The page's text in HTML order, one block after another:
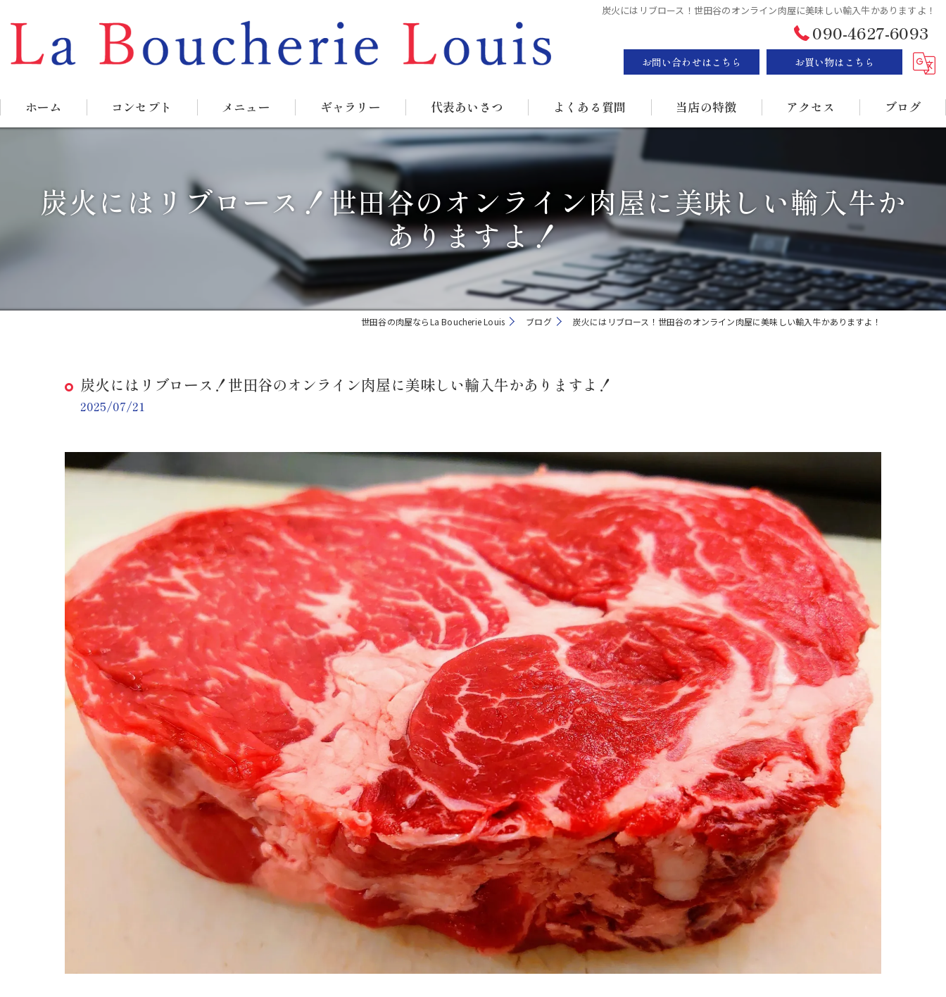
炭火にはリブロース！世田谷のオンライン肉屋に美味しい輸入牛かありますよ！
090-4627-6093
お問い合わせはこちら お買い物はこちら
ホーム コンセプト メニュー ギャラリー 代表あいさつ よくある質問 当店の特徴
ステーキ
BBQ
販売
持ち帰り
アクセス ブログ
炭火にはリブロース！世田谷のオンライン肉屋に美味しい輸入牛か
ありますよ！
世田谷の肉屋ならLa Boucherie Louis ブログ 炭火にはリブロース！世田谷のオンライン肉屋に美味しい輸入牛かありますよ！
炭火にはリブロース！世田谷のオンライン肉屋に美味しい輸入牛かありますよ！
2025/07/21